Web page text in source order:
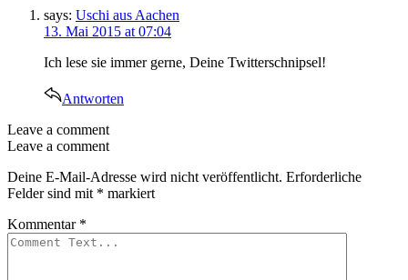
says: Uschi aus Aachen
13. Mai 2015 at 07:04
Ich lese sie immer gerne, Deine Twitterschnipsel!
Antworten
Leave a comment
Leave a comment
Deine E-Mail-Adresse wird nicht veröffentlicht. Erforderliche
Felder sind mit * markiert
Kommentar *